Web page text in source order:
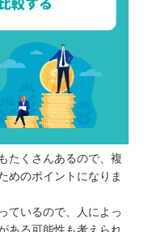
たくさんあるので、複
めのポイントになりま
ているので、人によっ